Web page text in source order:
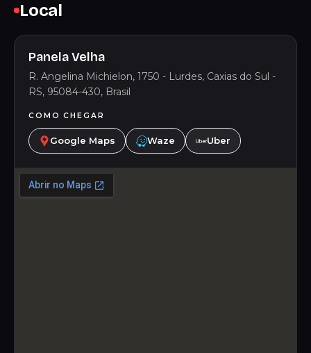
Local
Panela Velha
R. Angelina Michielon, 1750 - Lurdes, Caxias do Sul -
RS, 95084-430, Brasil
COMO CHEGAR
Google Maps Waze Uber